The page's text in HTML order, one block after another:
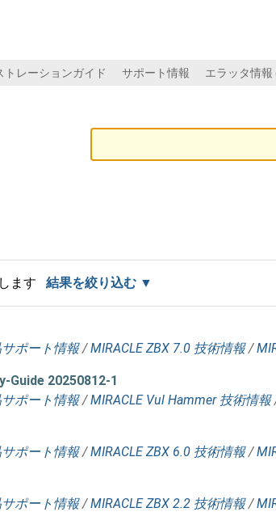
トレーションガイド サポート情報 エラッタ情報
ます 結果を絞り込む
ポート情報 /MIRACLE ZBX 7.0 技術情報 /
Guide 20250812-1
ポート情報 /MIRACLE Vul Hammer 技術情報
ポート情報 /MIRACLE ZBX 6.0 技術情報 /
ポート情報 /MIRACLE ZBX 2.2 技術情報 /